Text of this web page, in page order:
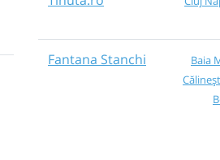
Fantana Stanchi Baia